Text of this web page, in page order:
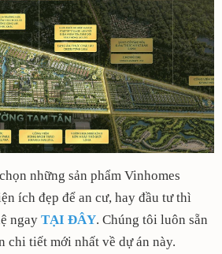
những sản phẩm Vinhomes
ích đẹp để an cư, hay đầu tư thì
ngay TẠI ĐÂY. Chúng tôi luôn sẵn
chi tiết mới nhất về dự án này.